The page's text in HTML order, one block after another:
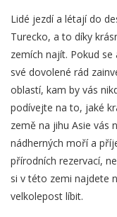
Lidé jezdí a létají do
Turecko, a to díky
zemích najít. Pokud
své dovolené rád
oblastí, kam by vás
podívejte na to, jaké
země na jihu Asie vás
nádherných moří a
přírodních rezervací,
si v této zemi najdete
velkolepost líbit.